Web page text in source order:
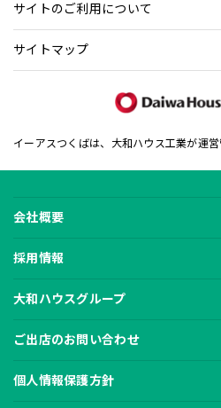
サイトのご利用について
サイトマップ
イーアスつくばは、大和ハウス工業が運
会社概要
採用情報
大和ハウスグループ
ご出店のお問い合わせ
個人情報保護方針